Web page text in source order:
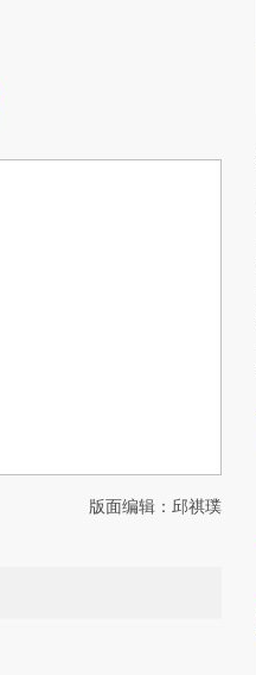
版面编辑：邱祺璞